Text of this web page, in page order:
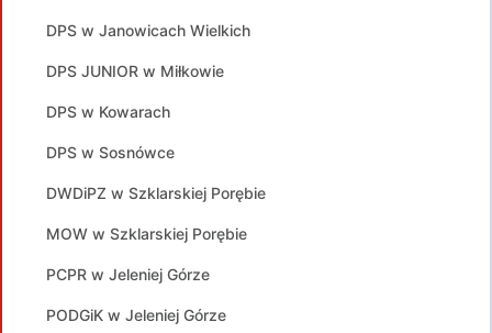
DPS w Janowicach Wielkich
DPS JUNIOR w Miłkowie
DPS w Kowarach
DPS w Sosnówce
DWDiPZ w Szklarskiej Porębie
MOW w Szklarskiej Porębie
PCPR w Jeleniej Górze
PODGiK w Jeleniej Górze